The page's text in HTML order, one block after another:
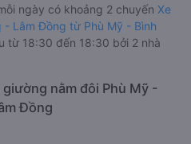
ngày có khoảng 2 chuyến Xe
Lâm Đồng từ Phù Mỹ - Bình
từ 18:30 đến 18:30 bởi 2 nhà
nằm đôi Phù Mỹ -
Đồng